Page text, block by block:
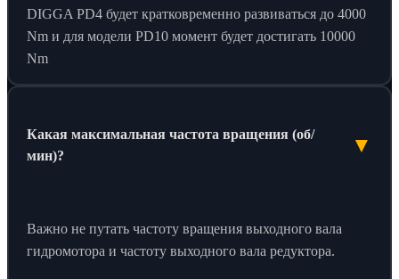
DIGGA PD4 будет кратковременно развиваться до 4000
Nm и для модели PD10 момент будет достигать 10000
Nm
Какая максимальная частота вращения (об/
мин)?
▼
Важно не путать частоту вращения выходного вала
гидромотора и частоту выходного вала редуктора.